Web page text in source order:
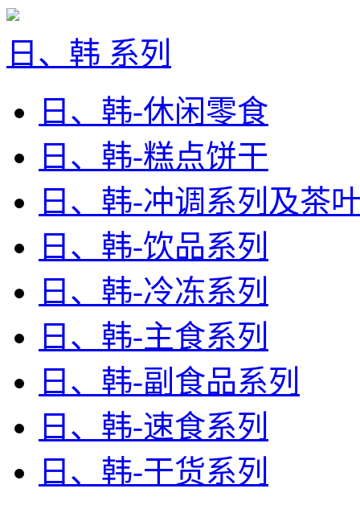
日、韩 系列
日、韩-休闲零食
日、韩-糕点饼干
日、韩-冲调系列及茶
日、韩-饮品系列
日、韩-冷冻系列
日、韩-主食系列
日、韩-副食品系列
日、韩-速食系列
日、韩-干货系列